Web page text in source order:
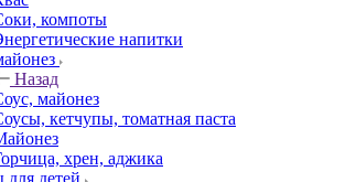
компоты
напитки
Назад
майонез
кетчупы, томатная паста
хрен, аджика
для детей